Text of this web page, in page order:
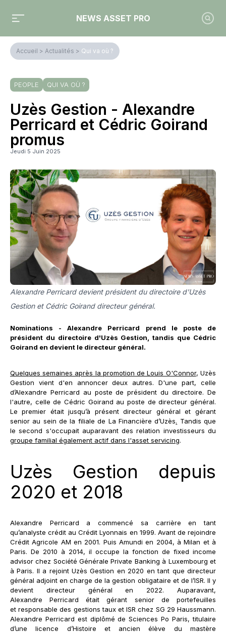
NEWS ASSET PRO
Accueil > Actualités > Qui va où ?
PEOPLE QUI VA OÙ ?
Uzès Gestion - Alexandre
Perricard et Cédric Goirand
promus
Jeudi 5 Juin 2025
Alexandre Perricard devient président du directoire d'Uzès
Gestion et Cédric Goirand directeur général.
Nominations - Alexandre Perricard prend le poste de
président du directoire d'Uzès Gestion, tandis que Cédric
Goirand en devient le directeur général.
Quelques semaines après la promotion de Louis O'Connor, Uzès
Gestion vient d'en annoncer deux autres. D'une part, celle
d’Alexandre Perricard au poste de président du directoire. De
l'autre, celle de Cédric Goirand au poste de directeur général.
Le premier était jusqu’à présent directeur général et gérant
senior au sein de la filiale de La Financière d’Uzès. Tandis que
le second s'occupait auparavant des relation investisseurs du
groupe familial également actif dans l'asset servicing.
Uzès Gestion depuis
2020 et 2018
Alexandre Perricard a commencé sa carrière en tant
qu’analyste crédit au Crédit Lyonnais en 1999. Avant de rejoindre
Crédit Agricole AM en 2001. Puis Amundi en 2004, à Milan et à
Paris. De 2010 à 2014, il occupe la fonction de fixed income
advisor chez Société Générale Private Banking à Luxembourg et
à Paris. Il a rejoint Uzès Gestion en 2020 en tant que directeur
général adjoint en charge de la gestion obligataire et de l’ISR. Il y
devient directeur général en 2022. Auparavant,
Alexandre Perricard était gérant senior de portefeuilles
et responsable des gestions taux et ISR chez SG 29 Haussmann.
Alexandre Perricard est diplômé de Sciences Po Paris, titulaire
d’une licence d’Histoire et ancien élève du mastère